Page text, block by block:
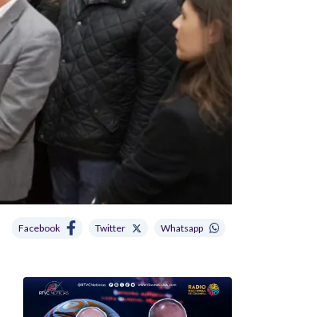
Facebook Twitter Whatsapp